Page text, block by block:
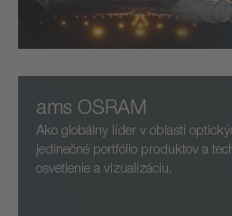
ams OSRAM
Ako globálny líder v oblasti
jedinečné portfólio produktov a
osvetlenie a vizualizáciu.